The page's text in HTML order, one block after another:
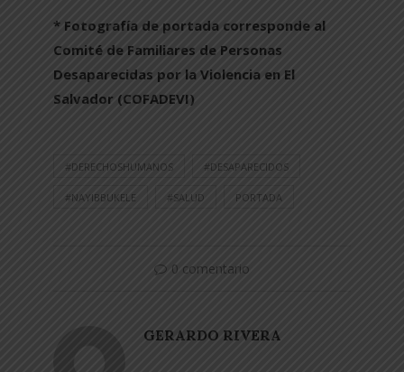
* Fotografía de portada corresponde al
Comité de Familiares de Personas
Desaparecidas por la Violencia en El
Salvador (COFADEVI)
#DERECHOSHUMANOS #DESAPARECIDOS
#NAYIBBUKELE #SALUD PORTADA
0 comentario
GERARDO RIVERA